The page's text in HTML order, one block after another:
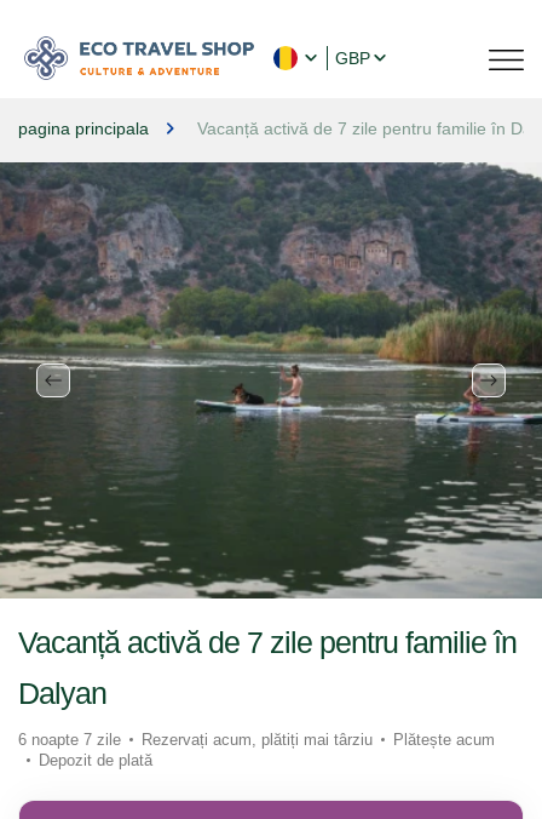
GBP
pagina principala Vacanță activă de 7 zile pentru familie în
Vacanță activă de 7 zile pentru familie în
Dalyan
6 noapte 7 zile Rezervați acum, plătiți mai târziu
Plătește acum
Depozit de plată